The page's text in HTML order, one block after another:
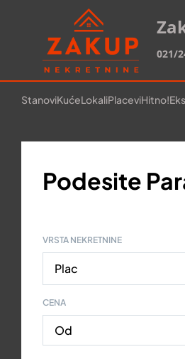
021/
StanoviKućeLokaliPlaceviHitno!
Podesite
VRSTA NEKRETNINE
CENA